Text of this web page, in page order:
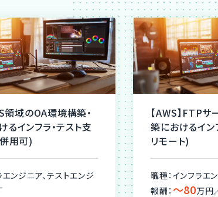
【AWS】FTPサーバ・クライアント構
築におけるインフラ開発支援(基本
リモート)
職種：インフラエンジニア